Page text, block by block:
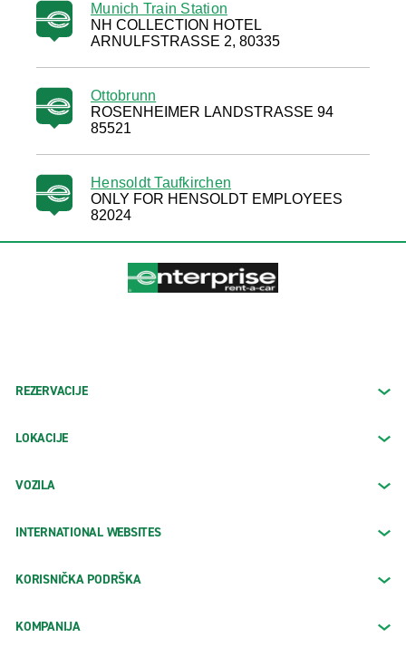
Munich Train Station
NH COLLECTION HOTEL
ARNULFSTRASSE 2, 80335
Ottobrunn
ROSENHEIMER LANDSTRASSE 94
85521
Hensoldt Taufkirchen
ONLY FOR HENSOLDT EMPLOYEES
82024
REZERVACIJE
LOKACIJE
VOZILA
INTERNATIONAL WEBSITES
KORISNIČKA PODRŠKA
KOMPANIJA